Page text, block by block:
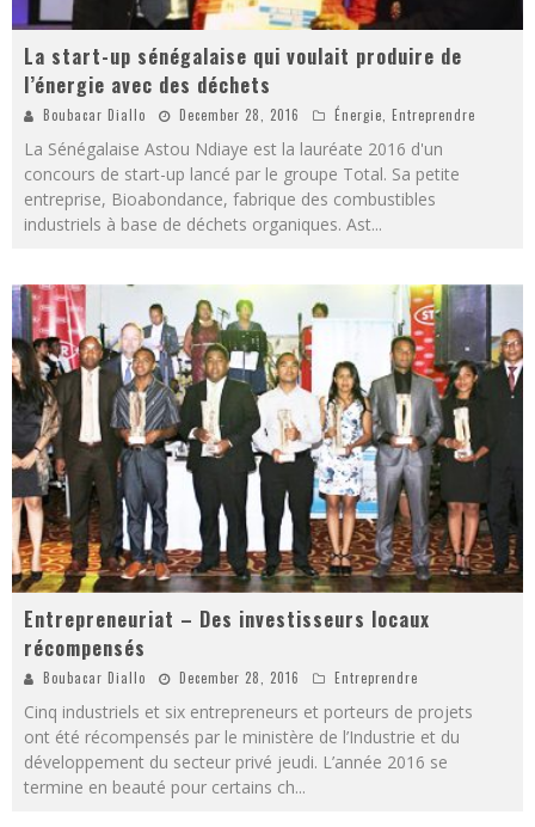
La start-up sénégalaise qui voulait produire de
l’énergie avec des déchets
Boubacar Diallo December 28, 2016 Énergie, Entreprendre
La Sénégalaise Astou Ndiaye est la lauréate 2016 d'un
concours de start-up lancé par le groupe Total. Sa petite
entreprise, Bioabondance, fabrique des combustibles
industriels à base de déchets organiques. Ast...
Entrepreneuriat – Des investisseurs locaux
récompensés
Boubacar Diallo December 28, 2016 Entreprendre
Cinq industriels et six entrepreneurs et porteurs de projets
ont été récompensés par le ministère de l’Industrie et du
développement du secteur privé jeudi. L’année 2016 se
termine en beauté pour certains ch...